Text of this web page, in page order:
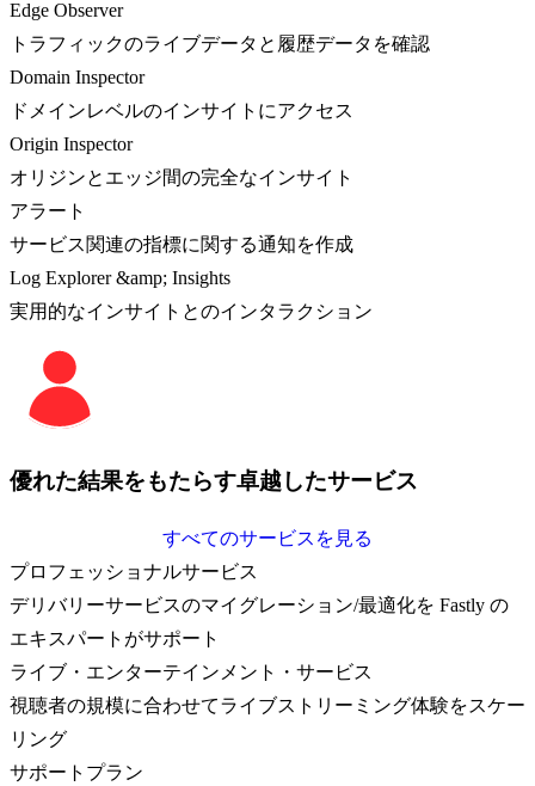
Edge Observer
トラフィックのライブデータと履歴データを確認
Domain Inspector
ドメインレベルのインサイトにアクセス
Origin Inspector
オリジンとエッジ間の完全なインサイト
アラート
サービス関連の指標に関する通知を作成
Log Explorer &amp; Insights
実用的なインサイトとのインタラクション
優れた結果をもたらす卓越したサービス
すべてのサービスを見る
プロフェッショナルサービス
デリバリーサービスのマイグレーション/最適化を Fastly の
エキスパートがサポート
ライブ・エンターテインメント・サービス
視聴者の規模に合わせてライブストリーミング体験をスケー
リング
サポートプラン